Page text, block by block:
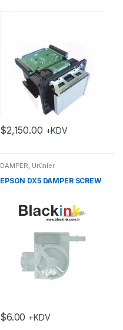
$2,150.00 +KDV
DAMPER, Ürünler
EPSON DX5 DAMPER SCREW
$6.00 +KDV